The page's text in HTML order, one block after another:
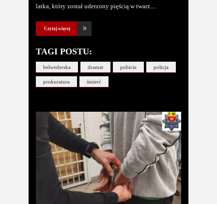
latka, który został uderzony pięścią w twarz.
Czytaj więcej
TAGI POSTU:
belwederska dramat pobicie policja
prokuratura śmierć